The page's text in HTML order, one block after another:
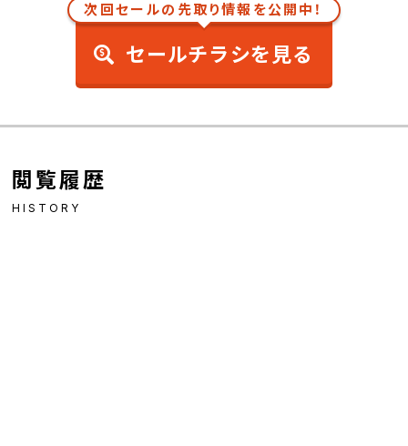
次回セールの先取り情報を公開中！
セールチラシを見る
閲覧履歴
HISTORY